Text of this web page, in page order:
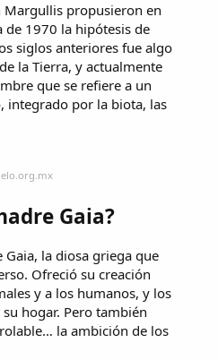
Margullis propusieron en
de 1970 la hipótesis de
siglos anteriores fue algo
la Tierra, y actualmente
que se refiere a un
integrado por la biota, las
Gaia?
la diosa griega que
Ofreció su creación
y a los humanos, y los
hogar. Pero también
la ambición de los